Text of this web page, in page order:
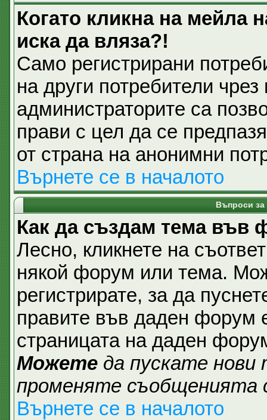
Когато кликна на мейла
иска да вляза?!
Само регистрирани
на други потребители
администраторите са
прави с цел да се
от страна на анонимни
Върнете се в началото
Въпроси за
Как да създам тема във
Лесно, кликнете на
някой форум или тема.
регистрирате, за да
правите във даден форум
страницата на даден
Можете да пускате
променяте съобщенията
Върнете се в началото